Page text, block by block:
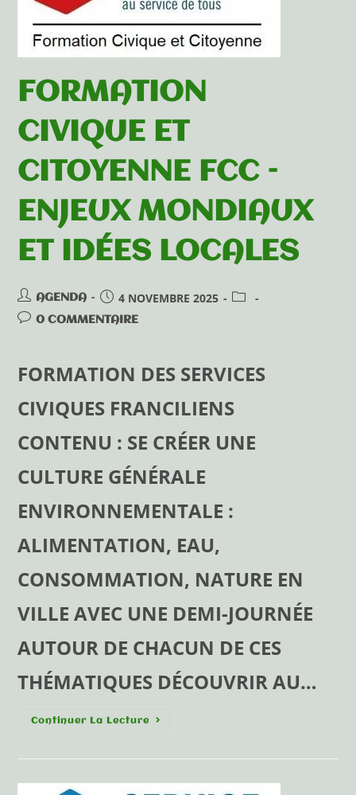
FORMATION
CIVIQUE ET
CITOYENNE FCC –
ENJEUX MONDIAUX
ET IDÉES LOCALES
AGENDA 4 NOVEMBRE 2025
0 COMMENTAIRE
FORMATION DES SERVICES
CIVIQUES FRANCILIENS
CONTENU : SE CRÉER UNE
CULTURE GÉNÉRALE
ENVIRONNEMENTALE :
ALIMENTATION, EAU,
CONSOMMATION, NATURE EN
VILLE AVEC UNE DEMI-JOURNÉE
AUTOUR DE CHACUN DE CES
THÉMATIQUES DÉCOUVRIR AU…
Continuer La Lecture